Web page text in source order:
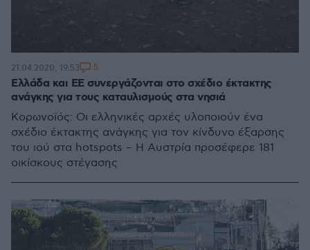
Ελλάδα και ΕΕ συνεργάζονται στο σχέδιο έκτακτης
ανάγκης για τους καταυλισμούς στα νησιά
Κορωνοϊός: Οι ελληνικές αρχές υλοποιούν ένα
σχέδιο έκτακτης ανάγκης για τον κίνδυνο έξαρσης
του ιού στα hotspots – Η Αυστρία προσέφερε 181
οικίσκους στέγασης
21.04.2020, 19:53 5